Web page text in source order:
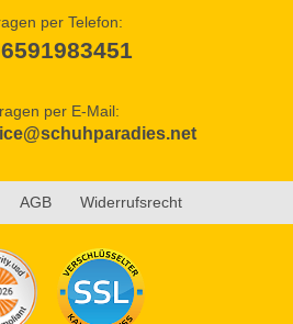
per Telefon:
per E-Mail:
AGB Widerrufsrecht